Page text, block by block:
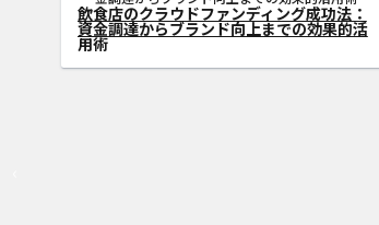
SDGs型クラウドファンディングがサステ
ィナブル社会の実現に貢献